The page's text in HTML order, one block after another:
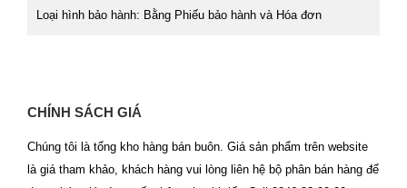
Loại hình bảo hành: Bằng Phiếu bảo hành và Hóa đơn
CHÍNH SÁCH GIÁ
Chúng tôi là tổng kho hàng bán buôn. Giá sản phẩm trên website
là giá tham khảo, khách hàng vui lòng liên hệ bộ phân bán hàng để